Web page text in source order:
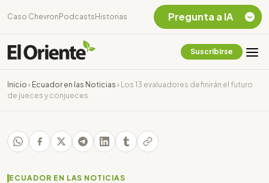
Caso Chevron Podcasts Historias
Suscribirse
Inicio › Ecuador en las Noticias ›
Los 13 evaluadores definirán el futuro
de jueces y conjueces
ECUADOR EN LAS NOTICIAS
Pregunta a IA
Chevron Ecuador